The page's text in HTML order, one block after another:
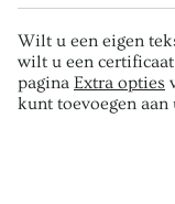
Wilt u een eigen
wilt u een
pagina Extra opties
kunt toevoegen aan